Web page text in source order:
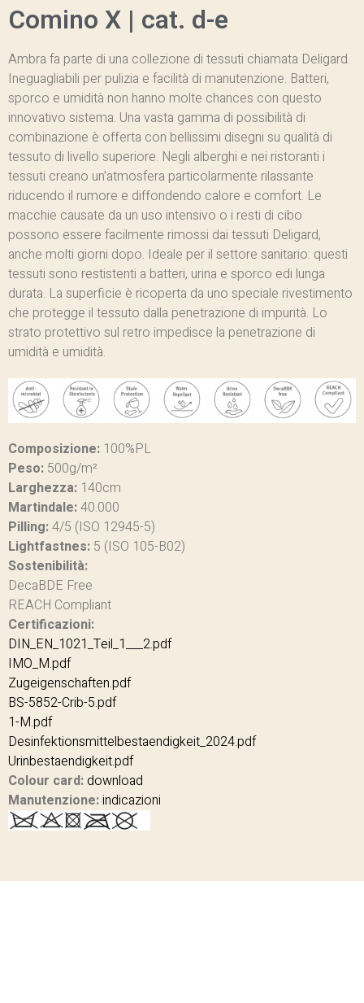
Comino X | cat. d-e
Ambra fa parte di una collezione di tessuti chiamata Deligard.
Ineguagliabili per pulizia e facilità di manutenzione. Batteri,
sporco e umidità non hanno molte chances con questo
innovativo sistema. Una vasta gamma di possibilità di
combinazione è offerta con bellissimi disegni su qualità di
tessuto di livello superiore. Negli alberghi e nei ristoranti i
tessuti creano un’atmosfera particolarmente rilassante
riducendo il rumore e diffondendo calore e comfort. Le
macchie causate da un uso intensivo o i resti di cibo
possono essere facilmente rimossi dai tessuti Deligard,
anche molti giorni dopo. Ideale per il settore sanitario: questi
tessuti sono restistenti a batteri, urina e sporco edi lunga
durata. La superficie è ricoperta da uno speciale rivestimento
che protegge il tessuto dalla penetrazione di impurità. Lo
strato protettivo sul retro impedisce la penetrazione di
umidità e umidità.
Composizione: 100%PL
Peso: 500g/m²
Larghezza: 140cm
Martindale:40.000
Pilling:4/5 (ISO 12945-5)
Lightfastnes: 5 (ISO 105-B02)
Sostenibilità:
DecaBDE Free
REACH Compliant
Certificazioni:
DIN_EN_1021_Teil_1___2.pdf
IMO_M.pdf
Zugeigenschaften.pdf
BS-5852-Crib-5.pdf
1-M.pdf
Desinfektionsmittelbestaendigkeit_2024.pdf
Urinbestaendigkeit.pdf
Colour card:download
Manutenzione:indicazioni